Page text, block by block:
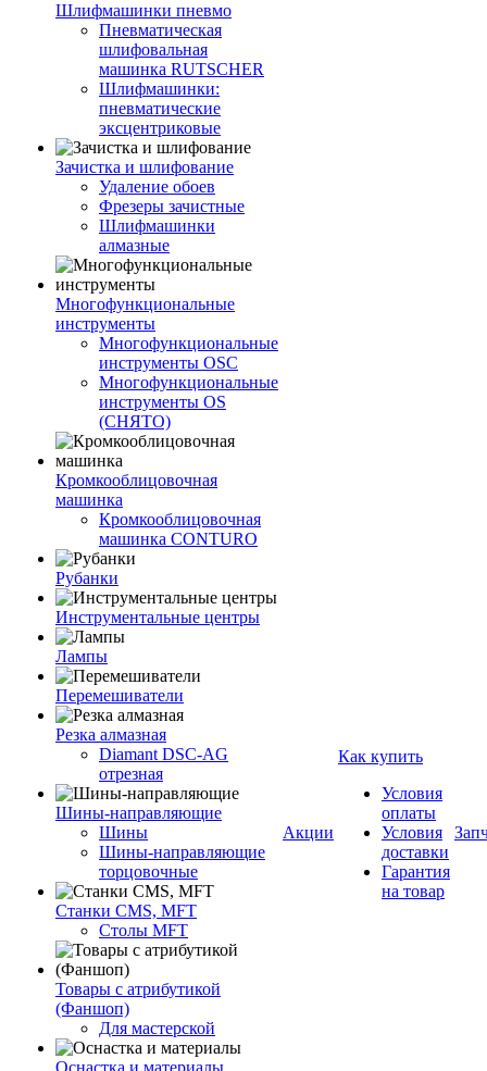
Шлифмашинки пневмо
Пневматическая
шлифовальная
машинка RUTSCHER
Шлифмашинки:
пневматические
эксцентриковые
Зачистка и шлифование
Удаление обоев
Фрезеры зачистные
Шлифмашинки
алмазные
Многофункциональные
инструменты
Многофункциональные
инструменты OSC
Многофункциональные
инструменты OS
(СНЯТО)
Кромкооблицовочная
машинка
Кромкооблицовочная
машинка CONTURO
Рубанки
Инструментальные центры
Лампы
Перемешиватели
Резка алмазная
Diamant DSC-AG
отрезная
Шины-направляющие
Шины
Шины-направляющие
торцовочные
Станки CMS, MFT
Столы MFT
Товары с атрибутикой
(Фаншоп)
Для мастерской
Оснастка и материалы
Акции
Как купить
Условия
оплаты
Условия
доставки
Гарантия
на товар